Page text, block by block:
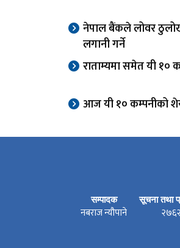
नेपाल बैंकले लोवर
लगानी गर्ने
राताम्यमा समेत यी १०
आज यी १० कम्पनीको
सम्पादक
नबराज न्यौपाने
सूचना तथा